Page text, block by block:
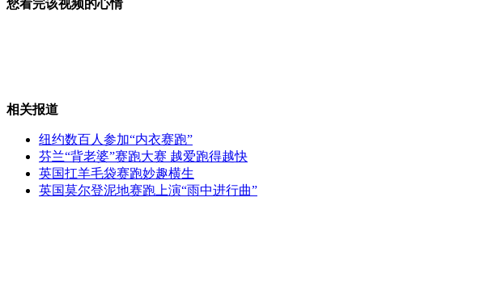
实拍一小伙感情遇挫当街撒泼
您看完该视频的心情
相关报道
纽约数百人参加“内衣赛跑”
芬兰“背老婆”赛跑大赛 越爱跑得越快
英国扛羊毛袋赛跑妙趣横生
英国莫尔登泥地赛跑上演“雨中进行曲”